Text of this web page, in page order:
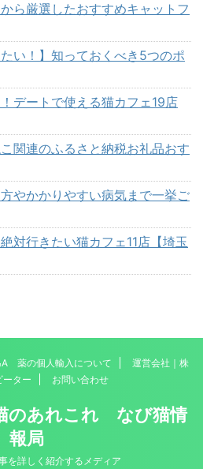
ら厳選したおすすめキャットフ
い！】知っておくべき5つのポ
デートで使える猫カフェ19店
関連のふるさと納税お礼品おす
やかかりやすい病気まで一挙ご
対行きたい猫カフェ11店【埼玉
薬の個人輸入について
運営会社｜株
ーター
お問い合わせ
のあれこれ なび猫情
報局
を詳しく紹介するメディア